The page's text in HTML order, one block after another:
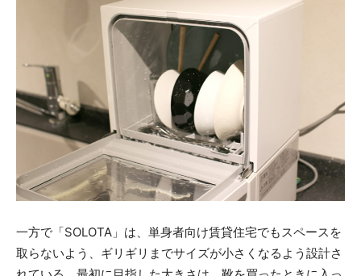
一方で「SOLOTA」は、単身者向け賃貸住宅でもスペースを
取らないよう、ギリギリまでサイズが小さくなるよう設計さ